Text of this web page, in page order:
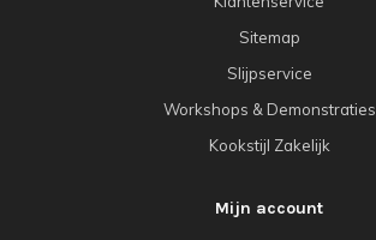
Sitemap
Slijpservice
Workshops & Demonstraties
Kookstijl Zakelijk
Mijn account